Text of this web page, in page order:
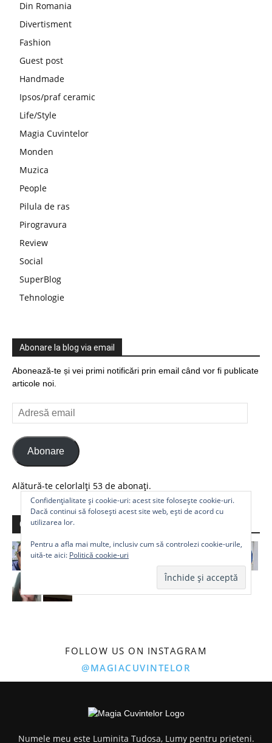
Din Romania
Divertisment
Fashion
Guest post
Handmade
Ipsos/praf ceramic
Life/Style
Magia Cuvintelor
Monden
Muzica
People
Pilula de ras
Pirogravura
Review
Social
SuperBlog
Tehnologie
Abonare la blog via email
Abonează-te și vei primi notificări prin email când vor fi publicate
articole noi.
Adresă
email
Abonare
Alătură-te celorlalți 53 de abonați.
Comunitate
Confidențialitate și cookie-uri: acest site folosește cookie-uri.
Dacă continui să folosești acest site web, ești de acord cu
utilizarea lor.
Pentru a afla mai multe, inclusiv cum să controlezi cookie-urile,
uită-te aici: Politică cookie-uri
FOLLOW US ON INSTAGRAM
@MAGIACUVINTELOR
Numele meu este Luminita Tudosa, Lumy pentru prieteni.